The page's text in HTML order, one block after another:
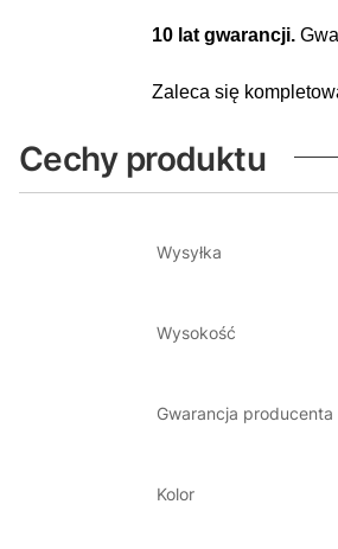
10 lat gwarancji.
Zaleca się
Cechy produktu
Wysyłka
Wysokość
Gwarancja producenta
Kolor